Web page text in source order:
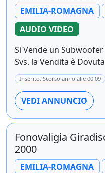
EMILIA-ROMAGNA
AUDIO VIDEO
Si Vende un
Svs. la Vendita è
Inserito: Scorso anno alle 00:09
VEDI ANNUNCIO
Fonovaligia
2000
EMILIA-ROMAGNA